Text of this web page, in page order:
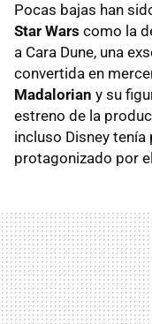
Pocas bajas han
Star Wars como la
a Cara Dune, una
convertida en
Madalorian y su
estreno de la
incluso Disney
protagonizado por